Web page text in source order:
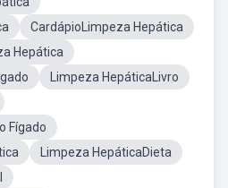
CardápioLimpeza Hepática
Hepática
Limpeza HepáticaLivro
Fígado
Limpeza HepáticaDieta